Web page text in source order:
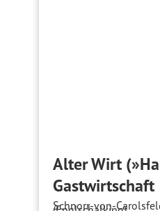
Alter Wirt
Gastwirtschaft
Schnorr-von-